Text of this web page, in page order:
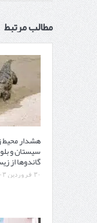
مطالب مرتبط
هشدار
سیستان و
گاندوها از
۳۰ فروردین ۱۴۰۳